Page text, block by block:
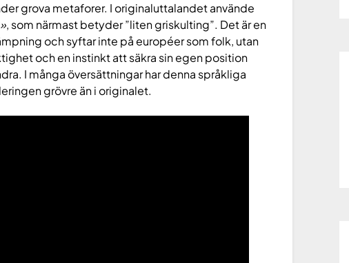
grova metaforer. I originaluttalandet använde
, som närmast betyder ”liten griskulting”. Det är en
och syftar inte på européer som folk, utan
och en instinkt att säkra sin egen position
I många översättningar har denna språkliga
grövre än i originalet.